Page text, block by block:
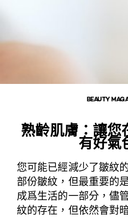
BEAUTY
熟齡肌膚：讓您
有好氣
您可能已經減少了皺紋
部份皺紋，但最重要的
成爲生活的一部分，儘
紋的存在，但依然會對